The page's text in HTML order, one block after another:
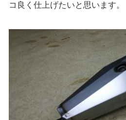
コ良く仕上げたいと思います。